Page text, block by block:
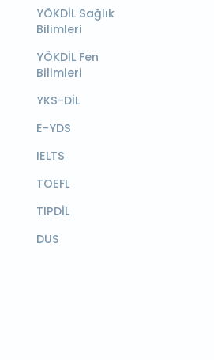
YÖKDİL Sağlık
Bilimleri
YÖKDİL Fen
Bilimleri
YKS-DİL
E-YDS
IELTS
TOEFL
TIPDİL
DUS